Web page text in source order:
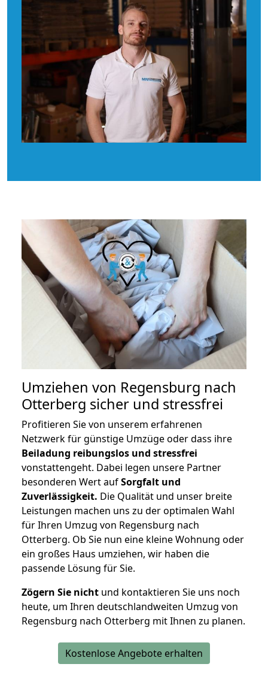
Umziehen von Regensburg nach
Otterberg sicher und stressfrei
Profitieren Sie von unserem erfahrenen
Netzwerk für günstige Umzüge oder dass ihre
Beiladung reibungslos und stressfrei
vonstattengeht. Dabei legen unsere Partner
besonderen Wert aufSorgfalt und
Zuverlässigkeit. Die Qualität und unser breite
Leistungen machen uns zu der optimalen Wahl
für Ihren Umzug von Regensburg nach
Otterberg. Ob Sie nun eine kleine Wohnung oder
ein großes Haus umziehen, wir haben die
passende Lösung für Sie.
Zögern Sie nicht und kontaktieren Sie uns noch
heute, um Ihren deutschlandweiten Umzug von
Regensburg nach Otterberg mit Ihnen zu planen.
Kostenlose Angebote erhalten